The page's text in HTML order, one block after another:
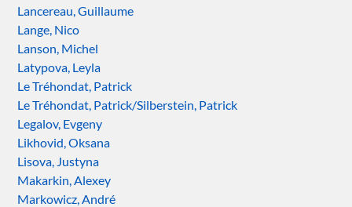
Lancereau, Guillaume
Lange, Nico
Lanson, Michel
Latypova, Leyla
Le Tréhondat, Patrick
Le Tréhondat, Patrick/Silberstein, Patrick
Legalov, Evgeny
Likhovid, Oksana
Lisova, Justyna
Makarkin, Alexey
Markowicz, André